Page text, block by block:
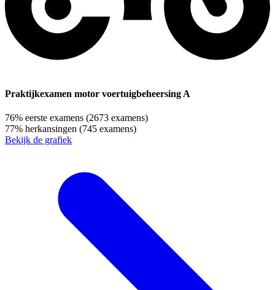
Praktijkexamen motor voertuigbeheersing A
76% eerste examens (2673 examens)
77% herkansingen (745 examens)
Bekijk de grafiek